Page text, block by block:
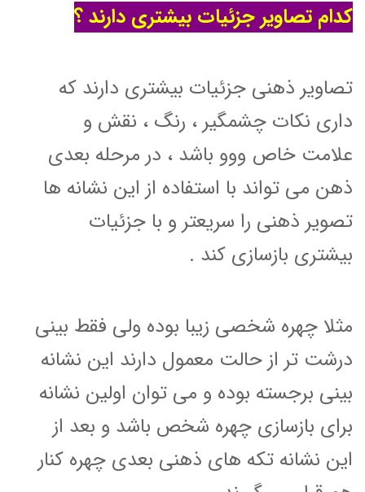
کدام تصاویر جزئیات بیشتری دارند ؟
تصاویر ذهنی جزئیات بیشتری دارند که
داری نکات چشمگیر ، رنگ ، نقش و
علامت خاص ووو باشد ، در مرحله بعدی
ذهن می تواند با استفاده از این نشانه ها
تصویر ذهنی را سریعتر و با جزئیات
بیشتری بازسازی کند .
مثلا چهره شخصی زیبا بوده ولی فقط بینی
درشت تر از حالت معمول دارند این نشانه
بینی برجسته بوده و می توان اولین نشانه
برای بازسازی چهره شخص باشد و بعد از
این نشانه تکه های ذهنی بعدی چهره کنار